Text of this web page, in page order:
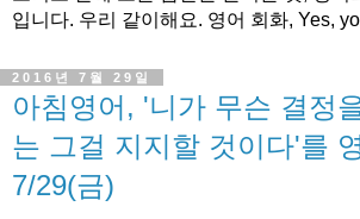
입니다. 우리 같이해요. 영어 회화, Yes,
2016년 7월 29일
아침영어, '니가 무슨 결정
는 그걸 지지할 것이다'를
7/29(금)